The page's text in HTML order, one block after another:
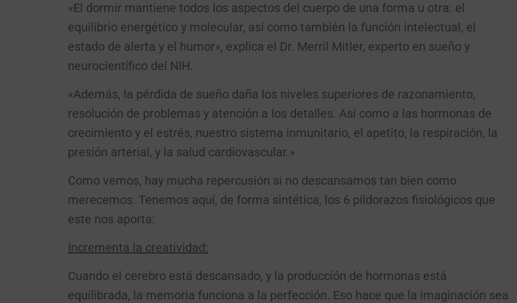
«El dormir mantiene todos los aspectos del cuerpo de una forma u otra: el
equilibrio energético y molecular, así como también la función intelectual, el
estado de alerta y el humor», explica el Dr. Merril Mitler, experto en sueño y
neurocientífico del NIH.
«Además, la pérdida de sueño daña los niveles superiores de razonamiento,
resolución de problemas y atención a los detalles. Así como a las hormonas de
crecimiento y el estrés, nuestro sistema inmunitario, el apetito, la respiración, la
presión arterial, y la salud cardiovascular.»
Como vemos, hay mucha repercusión si no descansamos tan bien como
merecemos. Tenemos aquí, de forma sintética, los 6 pildorazos fisiológicos que
este nos aporta:
Incrementa la creatividad:
Cuando el cerebro está descansado, y la producción de hormonas está
equilibrada, la memoria funciona a la perfección. Eso hace que la imaginación sea